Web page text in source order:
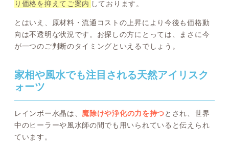
り価格を抑えてご案内 しております。
とはいえ、原材料・流通コストの上昇により今後も価格動
向は不透明な状況です。お探しの方にとっては、まさに今
が一つのご判断のタイミングといえるでしょう。
家相や風水でも注目される天然アイリスク
ォーツ
レインボー水晶は、 魔除けや浄化の力を持つとされ、世界
中のヒーラーや風水師の間でも用いられていると伝えられ
ています。